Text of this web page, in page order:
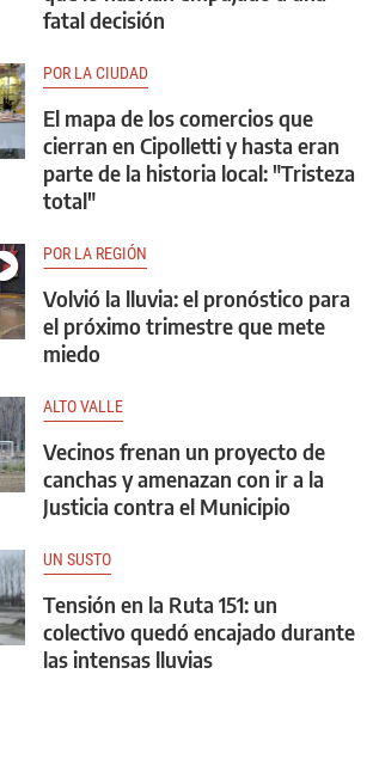
fatal decisión
POR LA CIUDAD
El mapa de los comercios que
cierran en Cipolletti y hasta eran
parte de la historia local: "Tristeza
total"
POR LA REGIÓN
Volvió la lluvia: el pronóstico para
el próximo trimestre que mete
miedo
ALTO VALLE
Vecinos frenan un proyecto de
canchas y amenazan con ir a la
Justicia contra el Municipio
UN SUSTO
Tensión en la Ruta 151: un
colectivo quedó encajado durante
las intensas lluvias